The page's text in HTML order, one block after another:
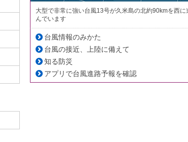
大型で非常に強い台風13号が久米島の北約90kmを西に
んでいます
台風情報のみかた
台風の接近、上陸に備えて
知る防災
アプリで台風進路予報を確認